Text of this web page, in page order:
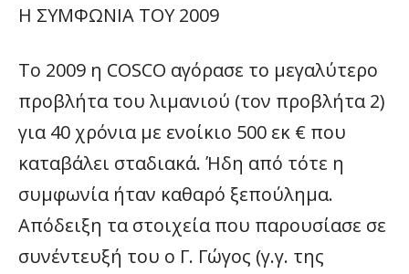
Η ΣΥΜΦΩΝΙΑ ΤΟΥ 2009
Το 2009 η COSCO αγόρασε το μεγαλύτερο
προβλήτα του λιμανιού (τον προβλήτα 2)
για 40 χρόνια με ενοίκιο 500 εκ € που
καταβάλει σταδιακά. Ήδη από τότε η
συμφωνία ήταν καθαρό ξεπούλημα.
Απόδειξη τα στοιχεία που παρουσίασε σε
συνέντευξή του ο Γ. Γώγος (γ.γ. της